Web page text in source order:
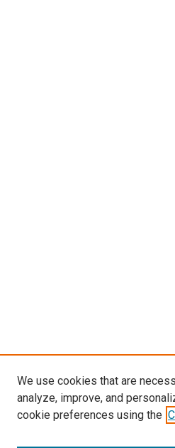
We use cookies that are
analyze, improve, and
cookie preferences using the